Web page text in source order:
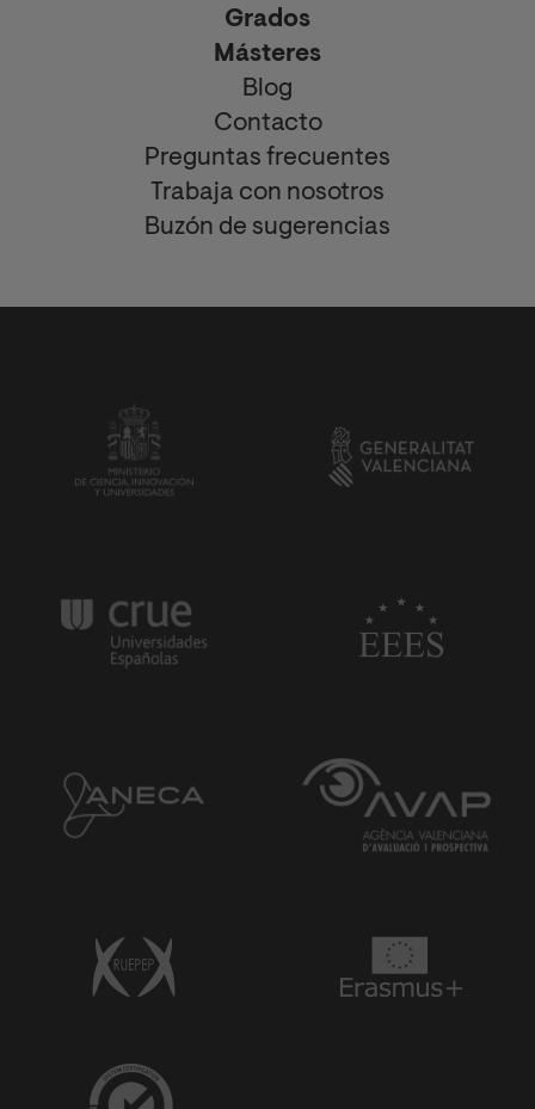
Grados
Másteres
Blog
Contacto
Preguntas frecuentes
Trabaja con nosotros
Buzón de sugerencias